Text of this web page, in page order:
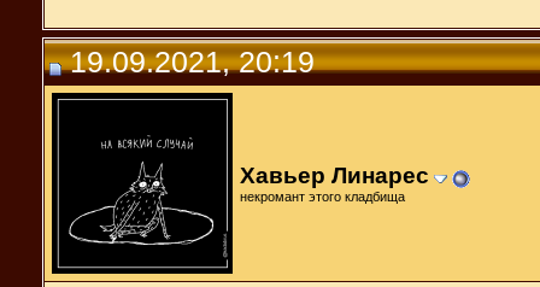
19.09.2021, 20:19
Хавьер Линарес
некромант этого кладбища